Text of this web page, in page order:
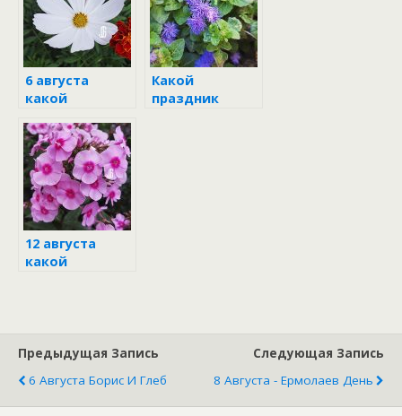
6 августа
какой
народе
Какой
праздник
12 августа
какой
Предыдущая Запись
6 Августа Борис И Глеб
Следующая Запись
8 Августа - Ермолаев День